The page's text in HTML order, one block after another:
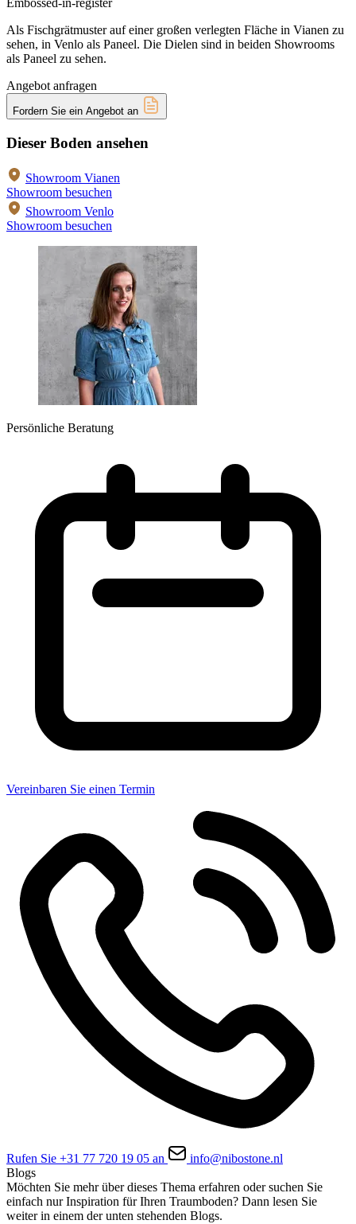
Als Fischgrätmuster auf einer großen verlegten Fläche in Vianen zu
sehen, in Venlo als Paneel. Die Dielen sind in beiden Showrooms
als Paneel zu sehen.
Angebot anfragen
Fordern Sie ein Angebot an
Dieser Boden ansehen
Showroom Vianen
Showroom besuchen
Showroom Venlo
Showroom besuchen
Persönliche Beratung
Vereinbaren Sie einen Termin
Rufen Sie +31 77 720 19 05 an
info@nibostone.nl
Blogs
Möchten Sie mehr über dieses Thema erfahren oder suchen Sie
einfach nur Inspiration für Ihren Traumboden? Dann lesen Sie
weiter in einem der unten stehenden Blogs.